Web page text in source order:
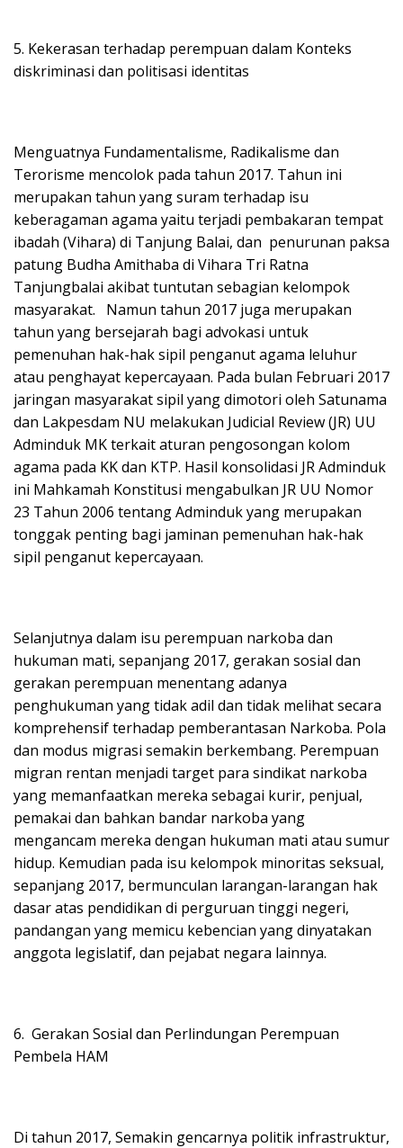
5. Kekerasan terhadap perempuan dalam Konteks
diskriminasi dan politisasi identitas
Menguatnya Fundamentalisme, Radikalisme dan
Terorisme mencolok pada tahun 2017. Tahun ini
merupakan tahun yang suram terhadap isu
keberagaman agama yaitu terjadi pembakaran tempat
ibadah (Vihara) di Tanjung Balai, dan penurunan paksa
patung Budha Amithaba di Vihara Tri Ratna
Tanjungbalai akibat tuntutan sebagian kelompok
masyarakat. Namun tahun 2017 juga merupakan
tahun yang bersejarah bagi advokasi untuk
pemenuhan hak-hak sipil penganut agama leluhur
atau penghayat kepercayaan. Pada bulan Februari 2017
jaringan masyarakat sipil yang dimotori oleh Satunama
dan Lakpesdam NU melakukan Judicial Review (JR) UU
Adminduk MK terkait aturan pengosongan kolom
agama pada KK dan KTP. Hasil konsolidasi JR Adminduk
ini Mahkamah Konstitusi mengabulkan JR UU Nomor
23 Tahun 2006 tentang Adminduk yang merupakan
tonggak penting bagi jaminan pemenuhan hak-hak
sipil penganut kepercayaan.
Selanjutnya dalam isu perempuan narkoba dan
hukuman mati, sepanjang 2017, gerakan sosial dan
gerakan perempuan menentang adanya
penghukuman yang tidak adil dan tidak melihat secara
komprehensif terhadap pemberantasan Narkoba. Pola
dan modus migrasi semakin berkembang. Perempuan
migran rentan menjadi target para sindikat narkoba
yang memanfaatkan mereka sebagai kurir, penjual,
pemakai dan bahkan bandar narkoba yang
mengancam mereka dengan hukuman mati atau sumur
hidup. Kemudian pada isu kelompok minoritas seksual,
sepanjang 2017, bermunculan larangan-larangan hak
dasar atas pendidikan di perguruan tinggi negeri,
pandangan yang memicu kebencian yang dinyatakan
anggota legislatif, dan pejabat negara lainnya.
6. Gerakan Sosial dan Perlindungan Perempuan
Pembela HAM
Di tahun 2017, Semakin gencarnya politik infrastruktur,